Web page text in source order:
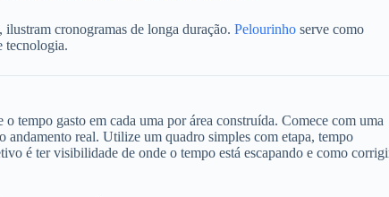
cronogramas de longa duração. Pelourinho serve como
tecnologia.
tempo gasto em cada uma por área construída. Comece com uma
andamento real. Utilize um quadro simples com etapa, tempo
é ter visibilidade de onde o tempo está escapando e como